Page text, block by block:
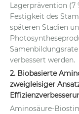
Lagerprävention (7
Festigkeit des
späteren Stadien
verbessert werden.
2. Biobasierte
zweigleisiger
Aminosäure-